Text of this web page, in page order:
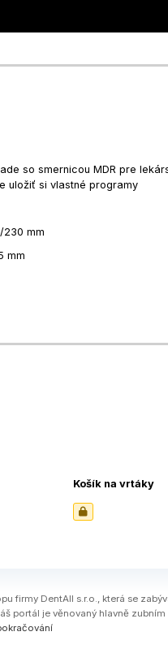
so smernicou MDR pre
uložiť si vlastné programy
230 mm
mm
Košík na vrtáky
firmy DentAll s.r.o., která se
portál je věnovaný hlavně